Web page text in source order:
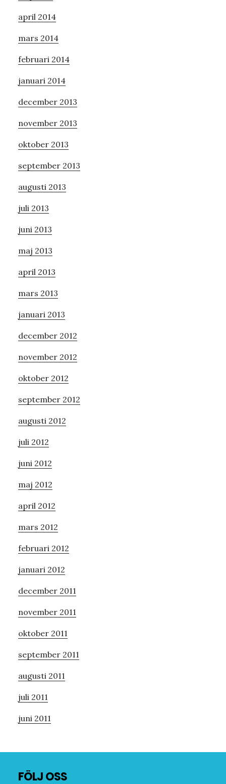
april 2014
mars 2014
februari 2014
januari 2014
december 2013
november 2013
oktober 2013
september 2013
augusti 2013
juli 2013
juni 2013
maj 2013
april 2013
mars 2013
januari 2013
december 2012
november 2012
oktober 2012
september 2012
augusti 2012
juli 2012
juni 2012
maj 2012
april 2012
mars 2012
februari 2012
januari 2012
december 2011
november 2011
oktober 2011
september 2011
augusti 2011
juli 2011
juni 2011
FÖLJ OSS